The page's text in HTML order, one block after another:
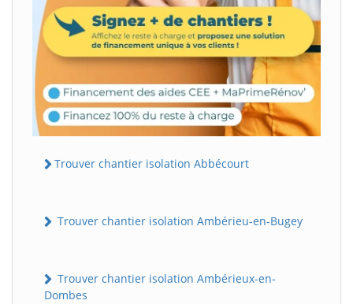
Trouver chantier isolation Abbécourt
Trouver chantier isolation Ambérieu-en-Bugey
Trouver chantier isolation Ambérieux-en-
Dombes